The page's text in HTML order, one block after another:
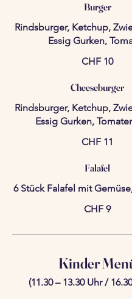
Burger
Rindsburger, Ketchup,
Essig Gurken,
CHF 10
Cheeseburger
Rindsburger, Ketchup,
Essig Gurken,
CHF 11
Falafel
6 Stück Falafel mit
CHF 9
Kinder
(11.30 – 13.30 Uhr /